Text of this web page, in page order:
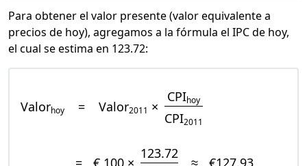
Para obtener el valor presente (valor equivalente a
precios de hoy), agregamos a la fórmula el IPC de hoy,
el cual se estima en 123.72:
Valorhoy = Valor2011 ×
CPIhoy
CPI2011
= € 100 ×
123.72
≈ €127.93